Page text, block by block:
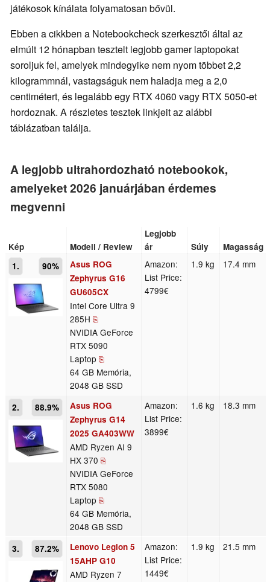
játékosok kínálata folyamatosan bővül.
Ebben a cikkben a Notebookcheck szerkesztői által az
elmúlt 12 hónapban tesztelt legjobb gamer laptopokat
soroljuk fel, amelyek mindegyike nem nyom többet 2,2
kilogrammnál, vastagságuk nem haladja meg a 2,0
centimétert, és legalább egy RTX 4060 vagy RTX 5050-et
hordoznak. A részletes tesztek linkjeit az alábbi
táblázatban találja.
A legjobb ultrahordozható notebookok,
amelyeket 2026 januárjában érdemes
megvenni
Kép Modell / Review
Legjobb
ár
Súly
Magasság
1.
90%
Asus ROG
Zephyrus G16
GU605CX
Intel Core Ultra 9
285H ⎘
NVIDIA GeForce
RTX 5090
Laptop ⎘
64 GB Memória,
2048 GB SSD
Amazon:
List Price:
4799€
1.9 kg 17.4 mm
2. 88.9%
Asus ROG
Zephyrus G14
2025 GA403WW
AMD Ryzen AI 9
HX 370 ⎘
NVIDIA GeForce
RTX 5080
Laptop ⎘
64 GB Memória,
2048 GB SSD
Amazon:
List Price:
3899€
1.6 kg 18.3 mm
3. 87.2%
Lenovo Legion 5
15AHP G10
AMD Ryzen 7
Amazon:
List Price:
1449€
1.9 kg 21.5 mm